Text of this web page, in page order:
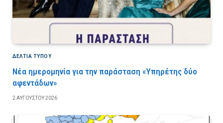
ΔΕΛΤΙΑ ΤΥΠΟΥ
Νέα ημερομηνία για την παράσταση «Υπηρέτης δύο
αφεντάδων»
2 ΑΥΓΟΎΣΤΟΥ 2026